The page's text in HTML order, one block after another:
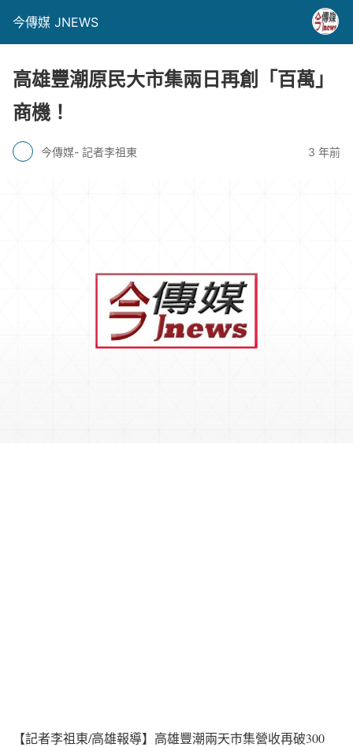
今傳媒 JNEWS
高雄豐潮原民大市集兩日再創「百萬」
商機！
今傳媒- 記者李祖東 3 年前
【記者李祖東/高雄報導】高雄豐潮兩天市集營收再破300